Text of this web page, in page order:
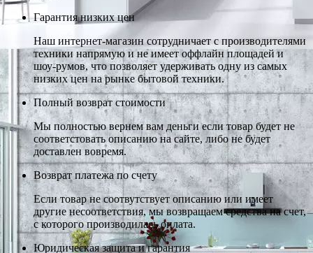
Гарантия низких цен
Наш интернет-магазин сотрудничает с производителями
техники напрямую и не имеет оффлайн площадей и
шоу-румов, что позволяет удерживать одну из самых
низких цен на рынке бытовой техники.
Полный возврат стоимости
Мы полностью вернем вам деньги если товар будет не
соответстовать описанию на сайте, либо не будет
доставлен вовремя.
Возврат платежа по счету
Если товар не соотвутствует описанию или имеет
другие несоответствия, мы возвращаем средства на счет,
с которого производилась оплата.
Юридическая защита и гарантия